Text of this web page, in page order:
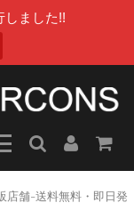
しました!!
店舗-送料無料・即日発